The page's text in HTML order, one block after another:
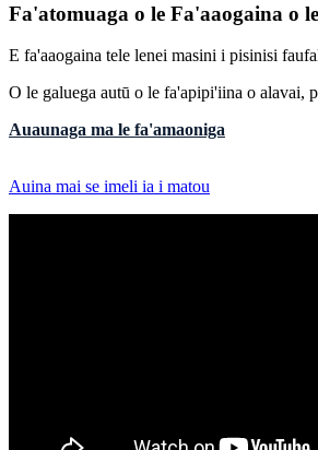
Fa'atomuaga o le Fa'aaogaina o
E fa'aaogaina tele lenei masini i pisinisi
O le galuega autū o le fa'apipi'iina o alavai,
Auaunaga ma le fa'amaoniga
Auina mai se imeli ia i matou